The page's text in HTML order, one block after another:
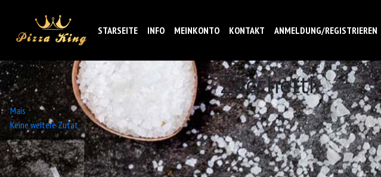
STARSEITE INFO MEINKONTO KONTAKT ANMELDUNG/REGISTRIEREN
Zucchetti
Beitrags-
Navigation
Mais
Keine weitere Zutat